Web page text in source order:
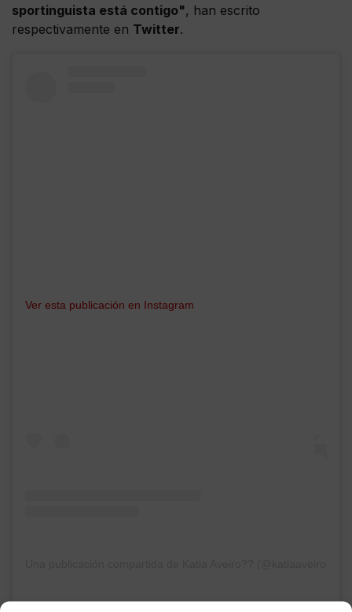
sportinguista está contigo", han escrito
respectivamente en Twitter.
Ver esta publicación en Instagram